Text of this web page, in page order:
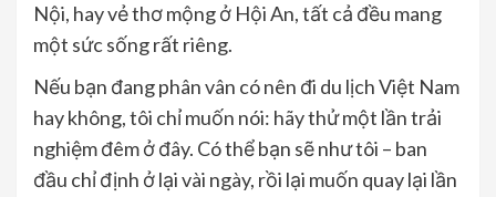
Nội, hay vẻ thơ mộng ở Hội An, tất cả đều mang
một sức sống rất riêng.
Nếu bạn đang phân vân có nên đi du lịch Việt Nam
hay không, tôi chỉ muốn nói: hãy thử một lần trải
nghiệm đêm ở đây. Có thể bạn sẽ như tôi – ban
đầu chỉ định ở lại vài ngày, rồi lại muốn quay lại lần